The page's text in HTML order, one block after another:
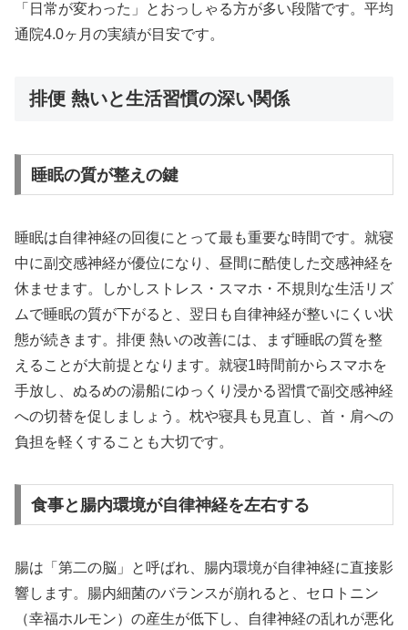
「日常が変わった」とおっしゃる方が多い段階です。平均
通院4.0ヶ月の実績が目安です。
排便 熱いと生活習慣の深い関係
睡眠の質が整えの鍵
睡眠は自律神経の回復にとって最も重要な時間です。就寝
中に副交感神経が優位になり、昼間に酷使した交感神経を
休ませます。しかしストレス・スマホ・不規則な生活リズ
ムで睡眠の質が下がると、翌日も自律神経が整いにくい状
態が続きます。排便 熱いの改善には、まず睡眠の質を整
えることが大前提となります。就寝1時間前からスマホを
手放し、ぬるめの湯船にゆっくり浸かる習慣で副交感神経
への切替を促しましょう。枕や寝具も見直し、首・肩への
負担を軽くすることも大切です。
食事と腸内環境が自律神経を左右する
腸は「第二の脳」と呼ばれ、腸内環境が自律神経に直接影
響します。腸内細菌のバランスが崩れると、セロトニン
（幸福ホルモン）の産生が低下し、自律神経の乱れが悪化